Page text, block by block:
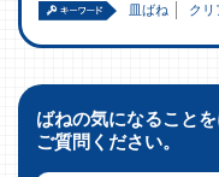
皿ばね クリ
ばねの気になること
ご質問ください。